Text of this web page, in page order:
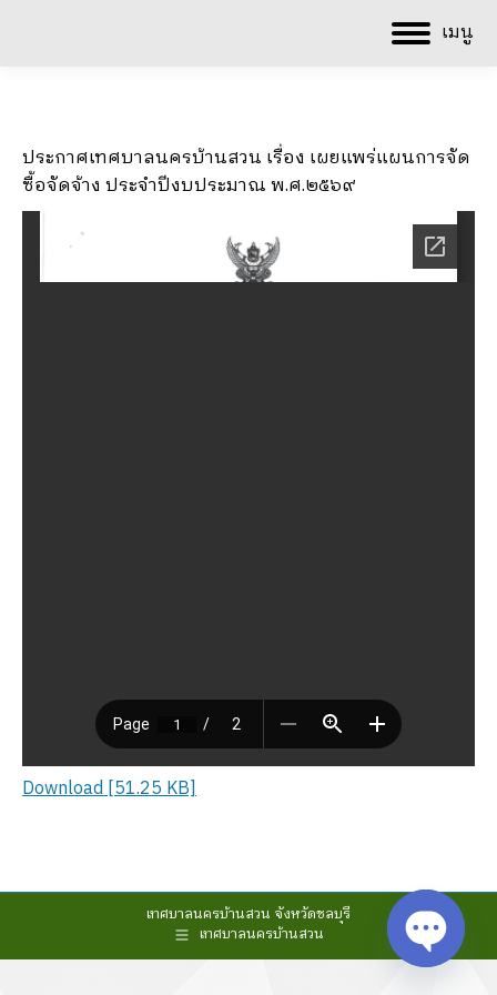
เมนู
ประกาศเทศบาลนครบ้านสวน เรื่อง เผยแพร่แผนการจัด
ซื้อจัดจ้าง ประจำปีงบประมาณ พ.ศ.๒๕๖๙
Download [51.25 KB]
เทศบาลนครบ้านสวน จังหวัดชลบุรี
เทศบาลนครบ้านสวน